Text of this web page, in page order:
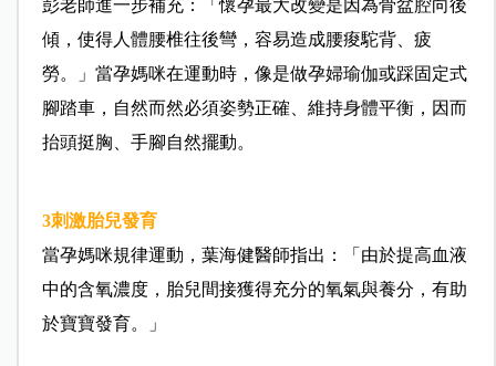
彭老師進一步補充：「懷孕最大改變是因為骨盆腔向後
傾，使得人體腰椎往後彎，容易造成腰痠駝背、疲
勞。」當孕媽咪在運動時，像是做孕婦瑜伽或踩固定式
腳踏車，自然而然必須姿勢正確、維持身體平衡，因而
抬頭挺胸、手腳自然擺動。
3刺激胎兒發育
當孕媽咪規律運動，葉海健醫師指出：「由於提高血液
中的含氧濃度，胎兒間接獲得充分的氧氣與養分，有助
於寶寶發育。」